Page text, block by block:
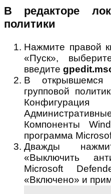
В редакторе
политики
Нажмите правой
«Пуск»,
введите
В открывшемся
групповой
Компоненты
программа
Дважды
«Выключить
Microsoft
«Включено» и